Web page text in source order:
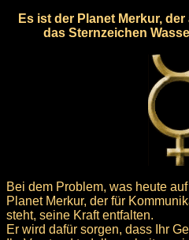
Es ist der Planet Merkur,
das Sternzeichen
Bei dem Problem, was heute
Planet Merkur, der für
steht, seine Kraft entfalten.
Er wird dafür sorgen, dass Ihr